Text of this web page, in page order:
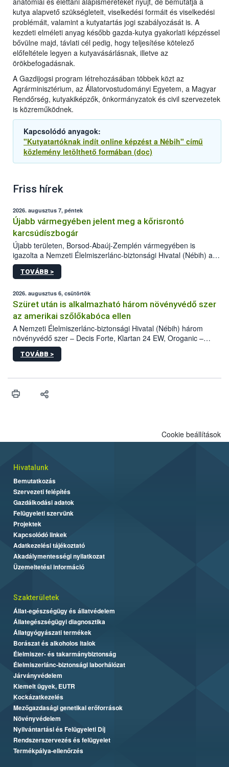
kutya alapvető szükségleteit, viselkedési formáit és viselkedési
problémáit, valamint a kutyatartás jogi szabályozását is. A
kezdeti elméleti anyag később gazda-kutya gyakorlati képzéssel
bővülne majd, távlati cél pedig, hogy teljesítése kötelező
előfeltétele legyen a kutyavásárlásnak, illetve az
örökbefogadásnak.
A Gazdijogsi program létrehozásában többek közt az
Agrárminisztérium, az Állatorvostudományi Egyetem, a Magyar
Rendőrség, kutyakiképzők, önkormányzatok és civil szervezetek
is közreműködnek.
Kapcsolódó anyagok:
"Kutyatartóknak indít online képzést a Nébih" című
közlemény letölthető formában (doc)
Friss hírek
2026. augusztus 7, péntek
Újabb vármegyében jelent meg a kőrisrontó
karcsúdíszbogár
Újabb területen, Borsod-Abaúj-Zemplén vármegyében is
igazolta a Nemzeti Élelmiszerlánc-biztonsági Hivatal (Nébih) a
kőrisrontó karcsúdíszbogár (Agrilus planipennis) jelenlétét. A
kártevőt nem csak színcsapdában találták meg, de már fertőzött
az intenzív felderítést, emellett az intézkedéseket a szlovák
hatósággal is összehangolják a terjedés megállítása érdekében.
TOVÁBB >
2026. augusztus 6, csütörtök
Szüret után is alkalmazható három növényvédő szer
az amerikai szőlőkabóca ellen
A Nemzeti Élelmiszerlánc-biztonsági Hivatal (Nébih) három
növényvédő szer – Decis Forte, Klartan 24 EW, Oroganic –
engedélyokiratát módosította, így azok a szüretet követően,
egészen a vesszőérettség (BBCH 91) stádiumáig
érésű szőlőkben is legyen lehetőség a károsító elleni további
felhasználók számára is elérhető és ökológiai termesztésben is
TOVÁBB >
Cookie beállítások
Hivatalunk
Bemutatkozás
Szervezeti felépítés
Gazdálkodási adatok
Felügyeleti szervünk
Projektek
Kapcsolódó linkek
Adatkezelési tájékoztató
Akadálymentességi nyilatkozat
Üzemeltetési információ
Szakterületek
Állat-egészségügy és állatvédelem
Állategészségügyi diagnosztika
Állatgyógyászati termékek
Borászat és alkoholos italok
Élelmiszer- és takarmánybiztonság
Élelmiszerlánc-biztonsági laborhálózat
Járványvédelem
Kiemelt ügyek, EUTR
Kockázatkezelés
Mezőgazdasági genetikai erőforrások
Növényvédelem
Nyilvántartási és Felügyeleti Díj
Rendszerszervezés és felügyelet
Termékpálya-ellenőrzés